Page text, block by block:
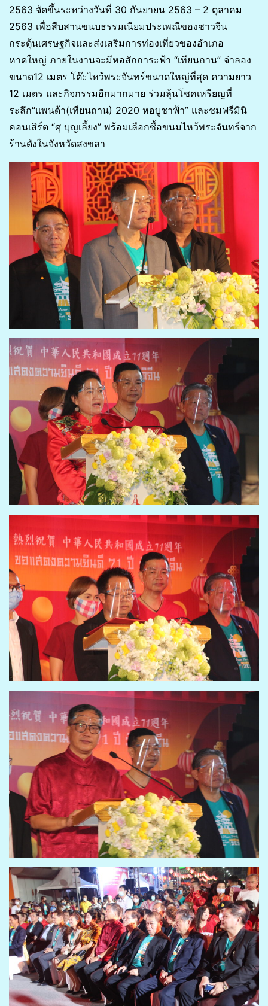
2563 จัดขึ้นระหว่างวันที่ 30 กันยายน 2563 – 2 ตุลาคม
2563 เพื่อสืบสานขนบธรรมเนียมประเพณีของชาวจีน
กระตุ้นเศรษฐกิจและส่งเสริมการท่องเที่ยวของอำเภอ
หาดใหญ่ ภายในงานจะมีหอสักการะฟ้า “เทียนถาน” จำลอง
ขนาด12 เมตร โต๊ะไหว้พระจันทร์ขนาดใหญ่ที่สุด ความยาว
12 เมตร และกิจกรรมอีกมากมาย ร่วมลุ้นโชคเหรียญที่
ระลึก“แพนด้า(เทียนถาน) 2020 หอบูชาฟ้า” และชมฟรีมินิ
คอนเสิร์ต “ศุ บุญเลี้ยง” พร้อมเลือกซื้อขนมไหว้พระจันทร์จาก
ร้านดังในจังหวัดสงขลา